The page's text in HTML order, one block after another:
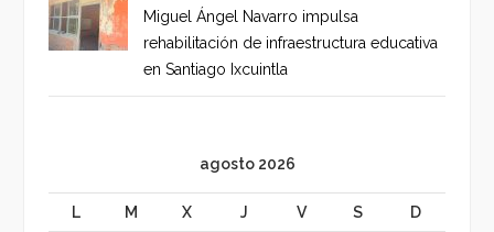
Miguel Ángel Navarro impulsa
rehabilitación de infraestructura educativa
en Santiago Ixcuintla
agosto 2026
L M X J V S D